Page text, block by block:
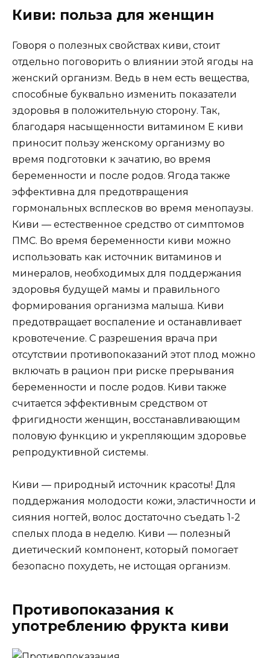
Киви: польза для женщин
Говоря о полезных свойствах киви, стоит
отдельно поговорить о влиянии этой ягоды на
женский организм. Ведь в нем есть вещества,
способные буквально изменить показатели
здоровья в положительную сторону. Так,
благодаря насыщенности витамином Е киви
приносит пользу женскому организму во
время подготовки к зачатию, во время
беременности и после родов. Ягода также
эффективна для предотвращения
гормональных всплесков во время менопаузы.
Киви — естественное средство от симптомов
ПМС. Во время беременности киви можно
использовать как источник витаминов и
минералов, необходимых для поддержания
здоровья будущей мамы и правильного
формирования организма малыша. Киви
предотвращает воспаление и останавливает
кровотечение. С разрешения врача при
отсутствии противопоказаний этот плод можно
включать в рацион при риске прерывания
беременности и после родов. Киви также
считается эффективным средством от
фригидности женщин, восстанавливающим
половую функцию и укрепляющим здоровье
репродуктивной системы.
Киви — природный источник красоты! Для
поддержания молодости кожи, эластичности и
сияния ногтей, волос достаточно съедать 1-2
спелых плода в неделю. Киви — полезный
диетический компонент, который помогает
безопасно похудеть, не истощая организм.
Противопоказания к
употреблению фрукта киви